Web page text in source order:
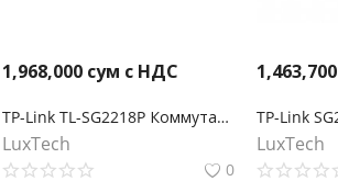
1,968,000 сум с НДС
TP-Link TL-SG2218P Коммутатор JetStream Smart с 16 гигабитными портами PoE+ и 2 портами SFP
LuxTech
0
1,463,700
LuxTech